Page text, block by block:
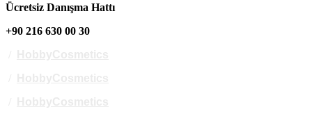
Ücretsiz Danışma Hattı
+90 216 630 00 30